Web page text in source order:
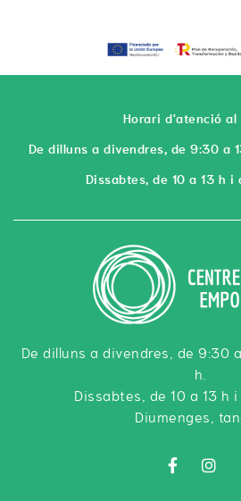
Horari d'atenció al
De dilluns a divendres, de 9:30 a
Dissabtes, de 10 a 13 h i
De dilluns a divendres, de 9:30
h.
Dissabtes, de 10 a 13 h
Diumenges,